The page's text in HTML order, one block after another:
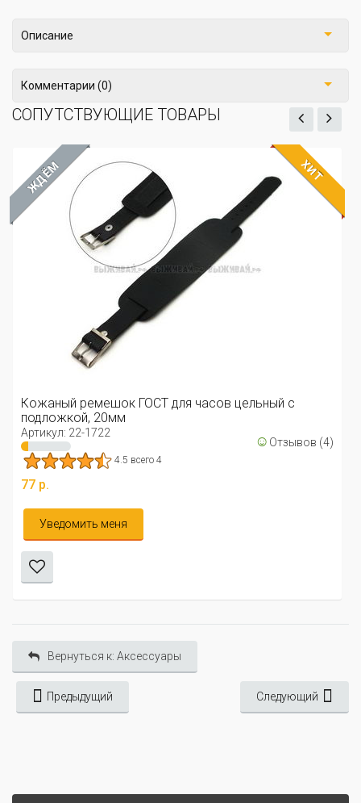
Описание
Комментарии (0)
СОПУТСТВУЮЩИЕ ТОВАРЫ
ЖДЁМ ХИТ
Кожаный ремешок ГОСТ для часов цельный с
подложкой, 20мм
Артикул: 22-1722 ☺ Отзывов (4)
4.5 всего 4
77 р.
Уведомить меня
Вернуться к: Аксессуары
Предыдущий Следующий